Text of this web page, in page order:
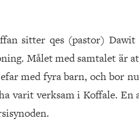
sitter qes (pastor) Dawit
Målet med samtalet är
med fyra barn, och bor
varit verksam i Koffale. En